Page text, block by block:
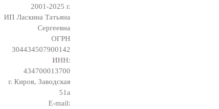
2001-2025 г.
ИП Ласкина Татьяна
Сергеевна
ОГРН
304434507900142
ИНН:
434700013700
г. Киров, Заводская
51а
E-mail: